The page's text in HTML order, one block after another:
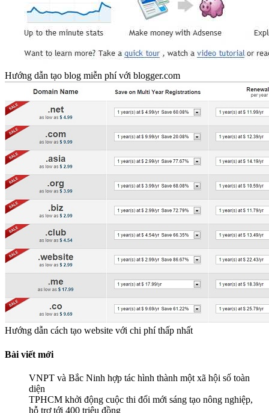
Hướng dẫn tạo blog miễn phí với blogger.com
Hướng dẫn cách tạo website với chi phí thấp nhất
Bài viết mới
VNPT và Bắc Ninh hợp tác hình thành một xã hội số toàn
diện
TPHCM khởi động cuộc thi đổi mới sáng tạo nông nghiệp,
hỗ trợ tới 400 triệu đồng